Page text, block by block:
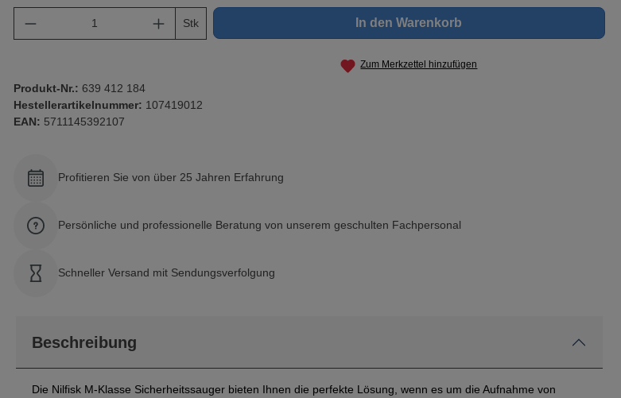
Produkt Anzahl: Gib den gewünschten Wert ein oder benutze die
Stk In den Warenkorb
Zum Merkzettel hinzufügen
Produkt-Nr.: 639 412 184
Hestellerartikelnummer: 107419012
EAN: 5711145392107
Profitieren Sie von über 25 Jahren Erfahrung
Persönliche und professionelle Beratung von unserem geschulten Fachpersonal
Schneller Versand mit Sendungsverfolgung
Beschreibung
Die Nilfisk M-Klasse Sicherheitssauger bieten Ihnen die perfekte Lösung, wenn es um die Aufnahme von